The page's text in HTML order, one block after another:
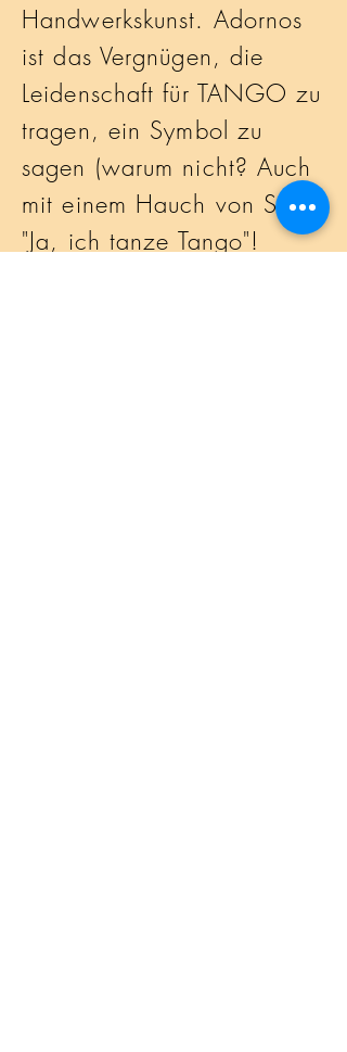
Handwerkskunst. Adornos
ist das Vergnügen, die
Leidenschaft für TANGO zu
tragen, ein Symbol zu
sagen (warum nicht? Auch
mit einem Hauch von Stolz)
"Ja, ich tanze Tango"!